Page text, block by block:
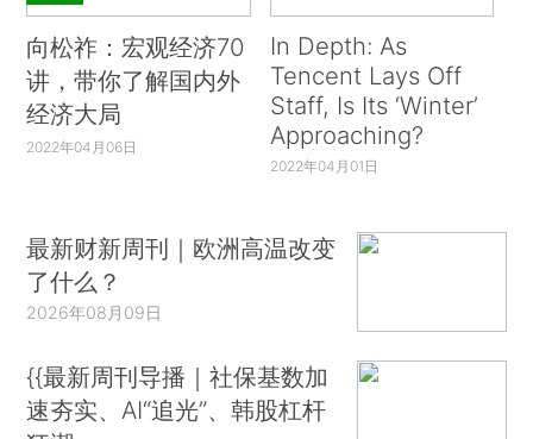
向松祚：宏观经济70
讲，带你了解国内外
经济大局
2022年04月06日
In Depth: As
Tencent Lays Off
Staff, Is Its ‘Winter’
Approaching?
2022年04月01日
最新财新周刊｜欧洲高温改变
了什么？
2026年08月09日
{{最新周刊导播｜社保基数加
速夯实、AI“追光”、韩股杠杆